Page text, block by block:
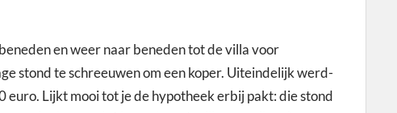
en weer naar beneden tot de villa voor
stond te schreeuwen om een koper. Uiteindelijk werd-
euro. Lijkt mooi tot je de hypotheek erbij pakt: die stond